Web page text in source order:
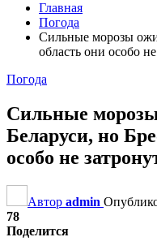
Главная
Погода
Сильные морозы
область они особо
Погода
Сильные
Беларуси, но
особо не
Автор admin
78
Поделится